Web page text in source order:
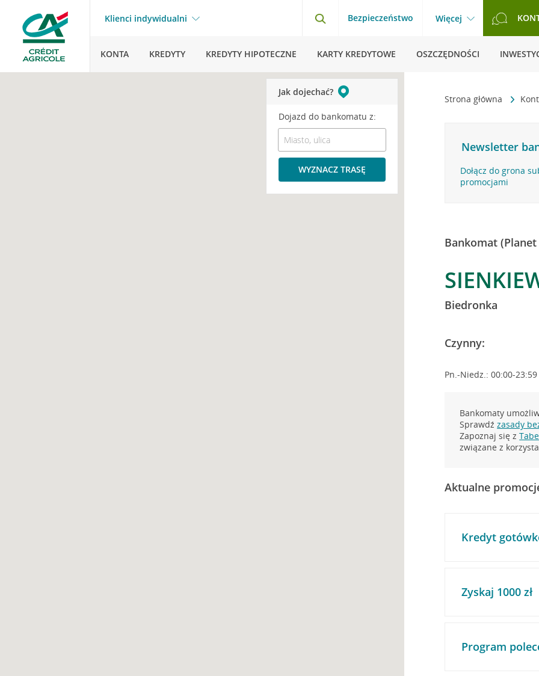
Klienci indywidualni Bezpieczeństwo Więcej
KONTA KREDYTY KREDYTY HIPOTECZNE KARTY KREDYTOWE OSZCZĘDNOŚCI
Strona główna
Newsletter
Dołącz do grona
promocjami
Bankomat (Planet
Biedronka
Czynny:
Pn.-Niedz.: 00:00-23:59
Bankomaty
Sprawdźzasady
Zapoznaj się z
związane z
Aktualne
Kredyt
Zyskaj 1000 zł
Program
Jak dojechać?
Dojazd do bankomatu z:
WYZNACZ TRASĘ